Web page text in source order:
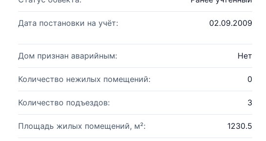
Дата постановки на учёт: 02.09.2009
Дом признан аварийным: Нет
Количество нежилых помещений: 0
Количество подъездов: 3
Площадь жилых помещений, м²: 1230.5